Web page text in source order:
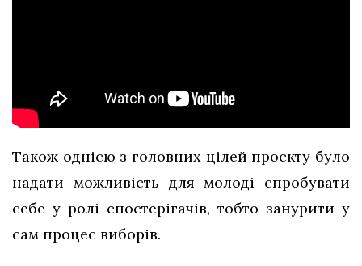
Також однією з головних цілей проєкту було
надати можливість для молоді спробувати
себе у ролі спостерігачів, тобто занурити у
сам процес виборів.